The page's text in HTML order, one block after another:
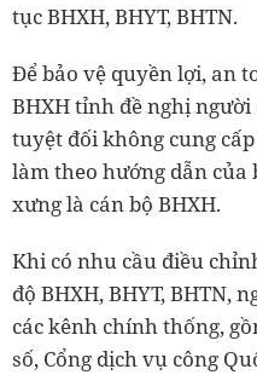
tục BHXH, BHYT, BHTN.
Để bảo vệ quyền lợi, an
BHXH tỉnh đề nghị
tuyệt đối không cung
làm theo hướng dẫn
xưng là cán bộ BHXH.
Khi có nhu cầu điều
độ BHXH, BHYT, BHTN,
các kênh chính thống,
số, Cổng dịch vụ công